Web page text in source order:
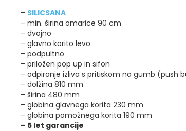
– SILICSANA
– min. širina omarice 90 cm
– dvojno
– glavno korito levo
– podpultno
– priložen pop up in sifon
– odpiranje izliva s pritiskom na gumb (push
– dolžina 810 mm
– širina 480 mm
– globina glavnega korita 230 mm
– globina pomožnega korita 190 mm
– 5 let garancije